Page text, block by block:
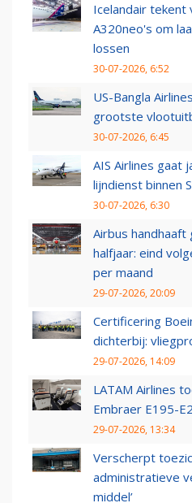
Icelandair tekent
A320neo's om
lossen
30-07-2026, 6:52
US-Bangla
grootste
30-07-2026, 6:45
AIS Airlines gaat
lijndienst binnen
30-07-2026, 6:30
Airbus
halfjaar: eind
per maand
29-07-2026, 20:09
Certificering
dichterbij:
29-07-2026, 14:09
LATAM Airlines
Embraer E195-E2
29-07-2026, 13:34
Verscherpt
administratieve
middel’